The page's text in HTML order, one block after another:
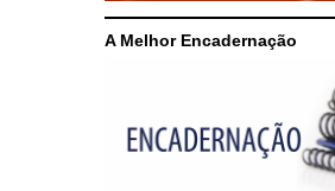
A Melhor Encadernação